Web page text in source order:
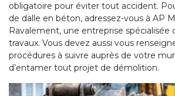
obligatoire pour éviter tout accident.
de dalle en béton, adressez-vous à AP
Ravalement, une entreprise spécialisée
travaux. Vous devez aussi vous
procédures à suivre auprès de votre
d’entamer tout projet de démolition.